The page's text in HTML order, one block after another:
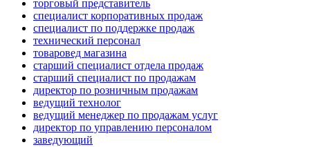
торговый представитель
специалист корпоративных продаж
специалист по поддержке продаж
технический персонал
товаровед магазина
старший специалист отдела продаж
старший специалист по продажам
директор по розничным продажам
ведущий технолог
ведущий менеджер по продажам услуг
директор по управлению персоналом
заведующий